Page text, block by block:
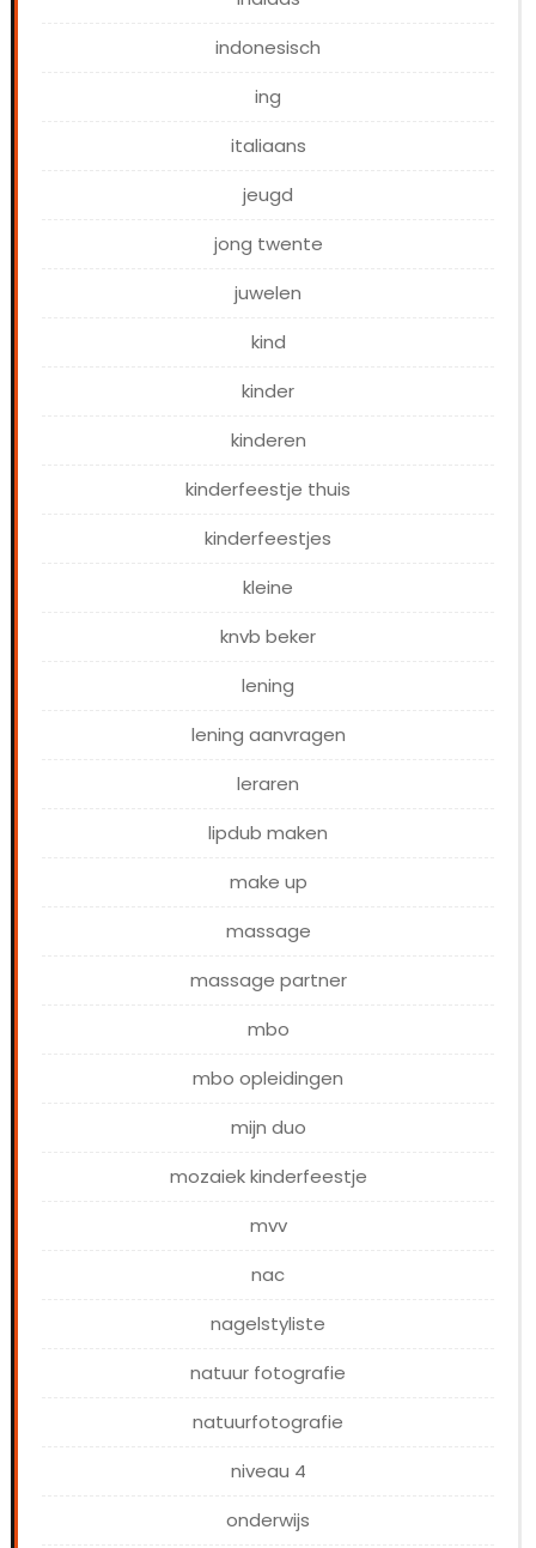
indonesisch
ing
italiaans
jeugd
jong twente
juwelen
kind
kinder
kinderen
kinderfeestje thuis
kinderfeestjes
kleine
knvb beker
lening
lening aanvragen
leraren
lipdub maken
make up
massage
massage partner
mbo
mbo opleidingen
mijn duo
mozaiek kinderfeestje
mvv
nac
nagelstyliste
natuur fotografie
natuurfotografie
niveau 4
onderwijs